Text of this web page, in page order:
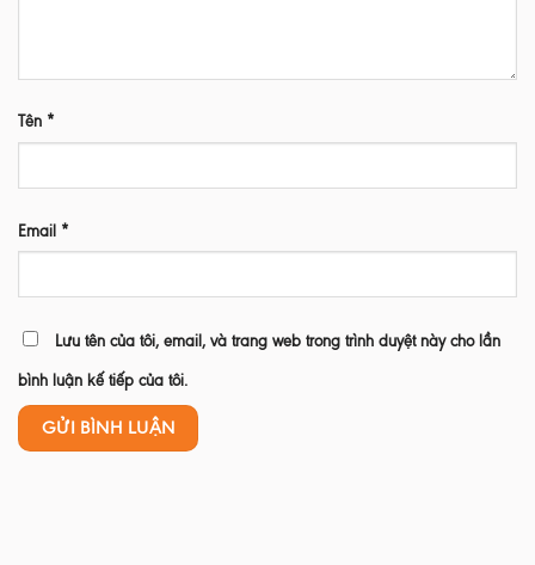
Tên *
Email *
Lưu tên của tôi, email, và trang web trong trình duyệt này cho lần
bình luận kế tiếp của tôi.